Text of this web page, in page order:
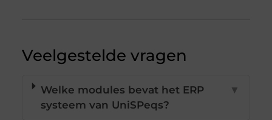
Veelgestelde vragen
Welke modules bevat het ERP
systeem van UniSPeqs?
▼